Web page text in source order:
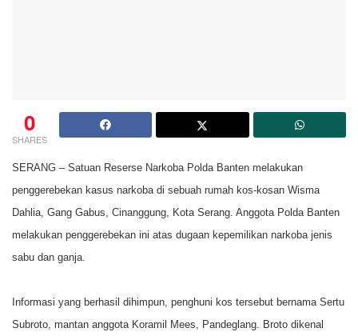
0
SHARES
SERANG – Satuan Reserse Narkoba Polda Banten melakukan
penggerebekan kasus narkoba di sebuah rumah kos-kosan Wisma
Dahlia, Gang Gabus, Cinanggung, Kota Serang. Anggota Polda Banten
melakukan penggerebekan ini atas dugaan kepemilikan narkoba jenis
sabu dan ganja.
Informasi yang berhasil dihimpun, penghuni kos tersebut bernama Sertu
Subroto, mantan anggota Koramil Mees, Pandeglang. Broto dikenal